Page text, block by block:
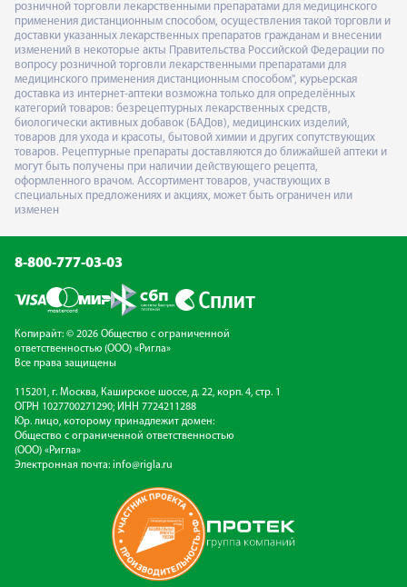
розничной торговли лекарственными препаратами для медицинского
применения дистанционным способом, осуществления такой торговли и
доставки указанных лекарственных препаратов гражданам и внесении
изменений в некоторые акты Правительства Российской Федерации по
вопросу розничной торговли лекарственными препаратами для
медицинского применения дистанционным способом", курьерская
доставка из интернет-аптеки возможна только для определённых
категорий товаров: безрецептурных лекарственных средств,
биологически активных добавок (БАДов), медицинских изделий,
товаров для ухода и красоты, бытовой химии и других сопутствующих
товаров. Рецептурные препараты доставляются до ближайшей аптеки и
могут быть получены при наличии действующего рецепта,
оформленного врачом. Ассортимент товаров, участвующих в
специальных предложениях и акциях, может быть ограничен или
изменен
8-800-777-03-03
Копирайт: © 2026 Общество с ограниченной
ответственностью (ООО) «Ригла»
Все права защищены
115201, г. Москва, Каширское шоссе, д. 22, корп. 4, стр. 1
ОГРН 1027700271290; ИНН 7724211288
Юр. лицо, которому принадлежит домен:
Общество с ограниченной ответственностью
(ООО) «Ригла»
Электронная почта: info@rigla.ru